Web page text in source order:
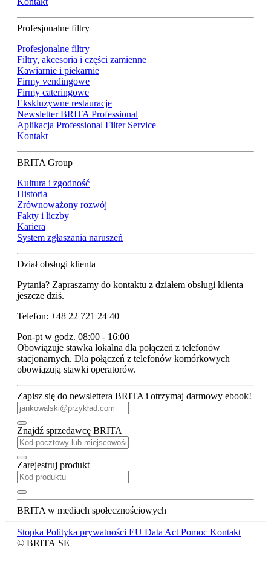
Profesjonalne filtry
Profesjonalne filtry
Filtry, akcesoria i części zamienne
Kawiarnie i piekarnie
Firmy vendingowe
Firmy cateringowe
Ekskluzywne restauracje
Newsletter BRITA Professional
Aplikacja Professional Filter Service
Kontakt
BRITA Group
Kultura i zgodność
Historia
Zrównoważony rozwój
Fakty i liczby
Kariera
System zgłaszania naruszeń
Dział obsługi klienta
Pytania? Zapraszamy do kontaktu z działem obsługi klienta
jeszcze dziś.
Telefon: +48 22 721 24 40
Pon-pt w godz. 08:00 - 16:00
Obowiązuje stawka lokalna dla połączeń z telefonów
stacjonarnych. Dla połączeń z telefonów komórkowych
obowiązują stawki operatorów.
Zapisz się do newslettera BRITA i otrzymaj darmowy ebook!
Znajdź sprzedawcę BRITA
Zarejestruj produkt
BRITA w mediach społecznościowych
Stopka Polityka prywatności EU Data Act Pomoc Kontakt
© BRITA SE